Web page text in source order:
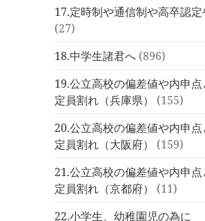
17.定時制や通信制や高卒認定
(27)
18.中学生諸君へ (896)
19.公立高校の偏差値や内申点
定員割れ（兵庫県）
(155)
20.公立高校の偏差値や内申点
定員割れ（大阪府）
(159)
21.公立高校の偏差値や内申点
定員割れ（京都府）
(11)
22.小学生、幼稚園児の為に